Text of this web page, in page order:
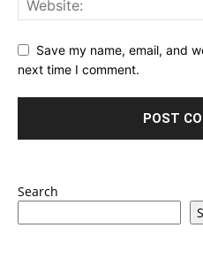
Save my name, email, and
next time I comment.
Search